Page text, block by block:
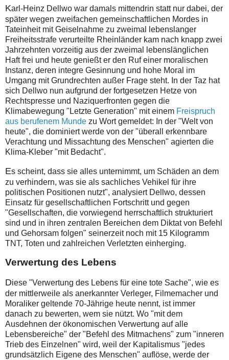
Karl-Heinz Dellwo war damals mittendrin statt nur dabei, der
später wegen zweifachen gemeinschaftlichen Mordes in
Tateinheit mit Geiselnahme zu zweimal lebenslanger
Freiheitsstrafe verurteilte Rheinländer kam nach knapp zwei
Jahrzehnten vorzeitig aus der zweimal lebenslänglichen
Haft frei und heute genießt er den Ruf einer moralischen
Instanz, deren integre Gesinnung und hohe Moral im
Umgang mit Grundrechten außer Frage steht. In der Taz hat
sich Dellwo nun aufgrund der fortgesetzen Hetze von
Rechtspresse und Naziquerfronten gegen die
Klimabewegung "Letzte Generation" mit einem Freispruch
aus berufenem Munde zu Wort gemeldet: In der "Welt von
heute", die dominiert werde von der "überall erkennbare
Verachtung und Missachtung des Menschen" agierten die
Klima-Kleber "mit Bedacht".
Es scheint, dass sie alles unternimmt, um Schäden an dem
zu verhindern, was sie als sachliches Vehikel für ihre
politischen Positionen nutzt", analysiert Dellwo, dessen
Einsatz für gesellschaftlichen Fortschritt und gegen
"Gesellschaften, die vorwiegend herrschaftlich strukturiert
sind und in ihren zentralen Bereichen dem Diktat von Befehl
und Gehorsam folgen" seinerzeit noch mit 15 Kilogramm
TNT, Toten und zahlreichen Verletzten einherging.
Verwertung des Lebens
Diese "Verwertung des Lebens für eine tote Sache", wie es
der mittlerweile als anerkannter Verleger, Filmemacher und
Moraliker geltende 70-Jährige heute nennt, ist immer
danach zu bewerten, wem sie nützt. Wo "mit dem
Ausdehnen der ökonomischen Verwertung auf alle
Lebensbereiche" der "Befehl des Mitmachens" zum "inneren
Trieb des Einzelnen" wird, weil der Kapitalismus "jedes
grundsätzlich Eigene des Menschen" auflöse, werde der